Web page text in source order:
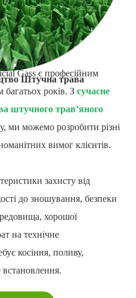
Штучна трава
покриття
Gass є професійним
років. З сучасне
штучного трав’яного
ми можемо розробити різні
вимог клієнтів.
захисту від
до зношування, безпеки
хорошої
на технічне
косіння, поливу,